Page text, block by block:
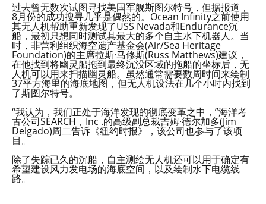
过去曾无数次试图寻找美国军舰斯图尔特号，但据报道，
8月份的成功搜寻几乎是偶然的。Ocean Infinity之前使用
其无人机帮助重新发现了USS Nevada和Endurance沉
船，最初只想同时测试其最大的多个自主水下机器人。当
时，非营利组织海空遗产基金会(Air/Sea Heritage
Foundation)的主席拉斯·马修斯(Russ Matthews)建议，
在他找到将幽灵船拖到最终沉没区域的拖船的坐标后，无
人机可以用来扫描幽灵船。虽然通常需要数周时间来绘制
37平方海里的海底地图，但无人机设法在几个小时内找到
了斯图尔特号。
“我认为，我们正处于海洋发现的彻底变革之中，”海洋考
古公司SEARCH，Inc .的高级副总裁吉姆·德尔加多(Jim
Delgado)周二告诉《纽约时报》，该公司也参与了该项
目。
除了失踪已久的沉船，自主测绘无人机还可以用于确定有
希望建设风力发电场的海底空间，以及绘制水下电缆线
路。